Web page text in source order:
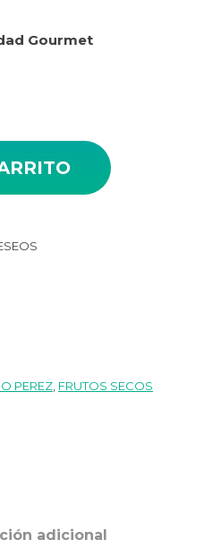
precio
9,50€.
Gourmet
PEREZ FRUTOS SECOS
adicional